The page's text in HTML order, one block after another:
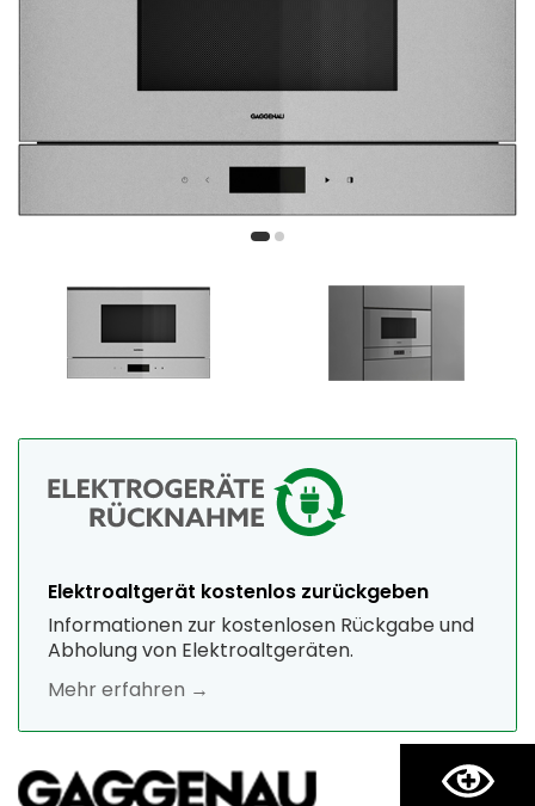
Elektroaltgerät kostenlos zurückgeben
Informationen zur kostenlosen Rückgabe und
Abholung von Elektroaltgeräten.
Mehr erfahren →